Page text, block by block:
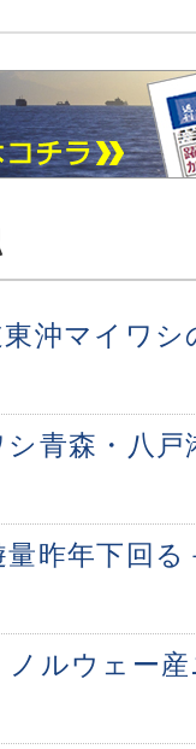
東沖マイワ
青森・八
昨年下回
ノルウェー